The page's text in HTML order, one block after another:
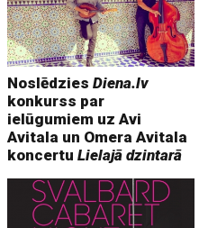
NoslēdziesDiena.lv
konkurss par
ielūgumiem uz Avi
Avitala un Omera Avitala
koncertuLielajā dzintarā